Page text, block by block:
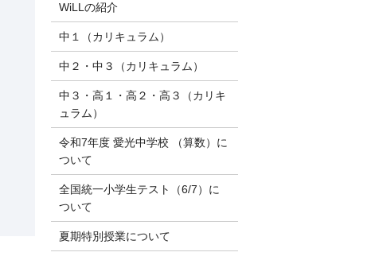
WiLLの紹介
中１（カリキュラム）
中２・中３（カリキュラム）
中３・高１・高２・高３（カリキ
ュラム）
令和7年度 愛光中学校 （算数）に
ついて
全国統一小学生テスト（6/7）に
ついて
夏期特別授業について